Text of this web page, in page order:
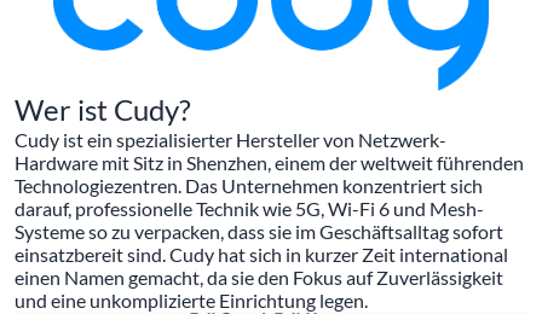
Wer ist Cudy?
Cudy ist ein spezialisierter Hersteller von Netzwerk-
Hardware mit Sitz in Shenzhen, einem der weltweit führenden
Technologiezentren. Das Unternehmen konzentriert sich
darauf, professionelle Technik wie 5G, Wi-Fi 6 und Mesh-
Systeme so zu verpacken, dass sie im Geschäftsalltag sofort
einsatzbereit sind. Cudy hat sich in kurzer Zeit international
einen Namen gemacht, da sie den Fokus auf Zuverlässigkeit
und eine unkomplizierte Einrichtung legen.